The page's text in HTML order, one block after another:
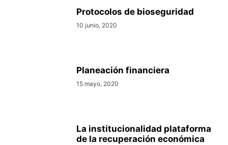
Protocolos de bioseguridad
10 junio, 2020
Planeación financiera
15 mayo, 2020
La institucionalidad plataforma
de la recuperación económica